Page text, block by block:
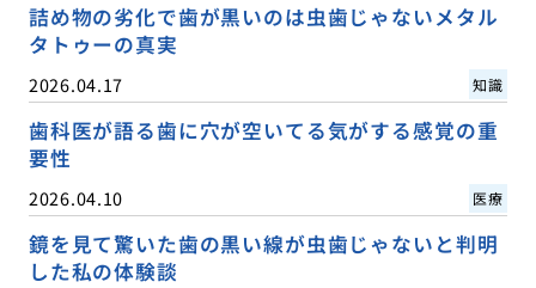
詰め物の劣化で歯が黒いのは虫歯じゃないメタル
タトゥーの真実
2026.04.17 知識
歯科医が語る歯に穴が空いてる気がする感覚の重
要性
2026.04.10 医療
鏡を見て驚いた歯の黒い線が虫歯じゃないと判明
した私の体験談